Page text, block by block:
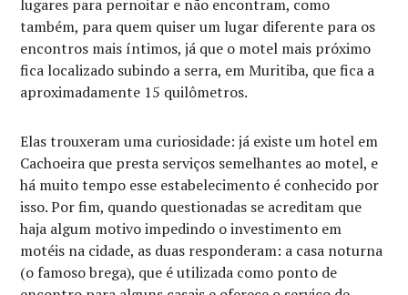
lugares para pernoitar e não encontram, como
também, para quem quiser um lugar diferente para os
encontros mais íntimos, já que o motel mais próximo
fica localizado subindo a serra, em Muritiba, que fica a
aproximadamente 15 quilômetros.
Elas trouxeram uma curiosidade: já existe um hotel em
Cachoeira que presta serviços semelhantes ao motel, e
há muito tempo esse estabelecimento é conhecido por
isso. Por fim, quando questionadas se acreditam que
haja algum motivo impedindo o investimento em
motéis na cidade, as duas responderam: a casa noturna
(o famoso brega), que é utilizada como ponto de